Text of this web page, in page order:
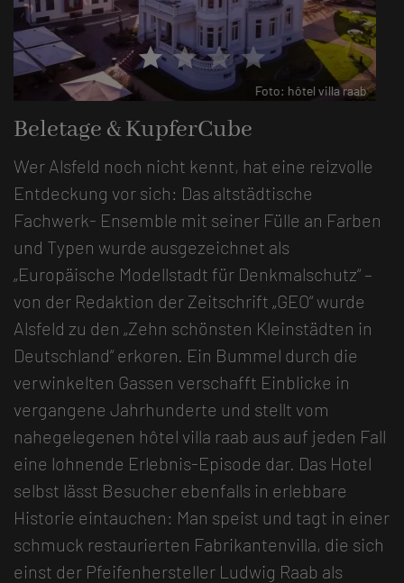
starstarstar star
Foto: hôtel villa raab
Beletage & KupferCube
Wer Alsfeld noch nicht kennt, hat eine reizvolle
Entdeckung vor sich: Das altstädtische
Fachwerk- Ensemble mit seiner Fülle an Farben
und Typen wurde ausgezeichnet als
„Europäische Modellstadt für Denkmalschutz“ –
von der Redaktion der Zeitschrift „GEO“ wurde
Alsfeld zu den „Zehn schönsten Kleinstädten in
Deutschland“ erkoren. Ein Bummel durch die
verwinkelten Gassen verschafft Einblicke in
vergangene Jahrhunderte und stellt vom
nahegelegenen hôtel villa raab aus auf jeden Fall
eine lohnende Erlebnis-Episode dar. Das Hotel
selbst lässt Besucher ebenfalls in erlebbare
Historie eintauchen: Man speist und tagt in einer
schmuck restaurierten Fabrikantenvilla, die sich
einst der Pfeifenhersteller Ludwig Raab als